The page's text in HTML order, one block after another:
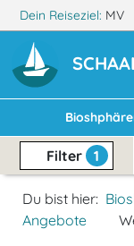
Dein Reiseziel: MV
Filter 1
Du bist hier:
Angebote